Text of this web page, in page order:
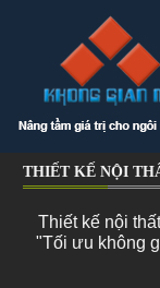
THIẾT KẾ NỘI
Thiết kế nội
"Tối ưu không